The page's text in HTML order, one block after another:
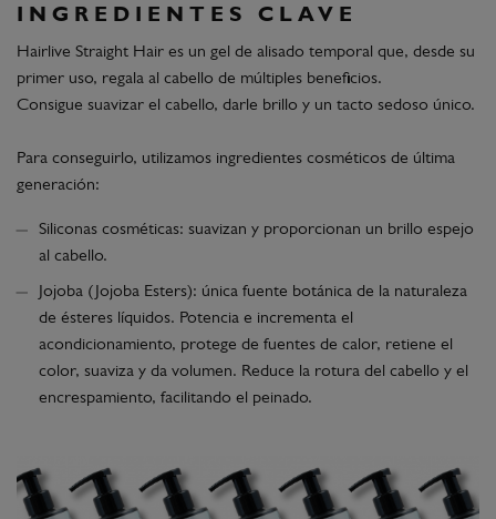
INGREDIENTES CLAVE
Hairlive Straight Hair es un gel de alisado temporal que, desde su
primer uso, regala al cabello de múltiples beneficios.
Consigue suavizar el cabello, darle brillo y un tacto sedoso único.
Para conseguirlo, utilizamos ingredientes cosméticos de última
generación:
Siliconas cosméticas: suavizan y proporcionan un brillo espejo
al cabello.
Jojoba (Jojoba Esters): única fuente botánica de la naturaleza
de ésteres líquidos. Potencia e incrementa el
acondicionamiento, protege de fuentes de calor, retiene el
color, suaviza y da volumen. Reduce la rotura del cabello y el
encrespamiento, facilitando el peinado.